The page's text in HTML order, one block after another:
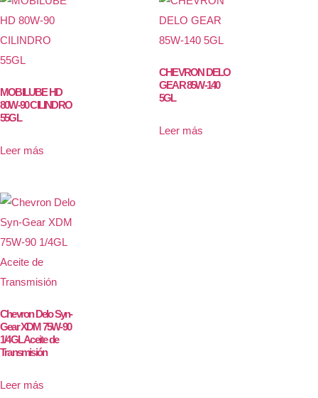
MOBILUBE HD
80W-90 CILINDRO
55GL
Leer más
CHEVRON DELO
GEAR 85W-140
5GL
Leer más
Chevron Delo Syn-
Gear XDM 75W-90
1/4GL Aceite de
Transmisión
Leer más